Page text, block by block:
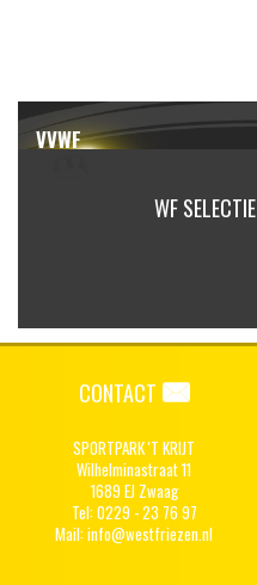
VVWF
WF SELECTIE
CONTACT
SPORTPARK 'T KRIJT
Wilhelminastraat 11
1689 EJ Zwaag
Tel: 0229 - 23 76 97
Mail:info@westfriezen.nl